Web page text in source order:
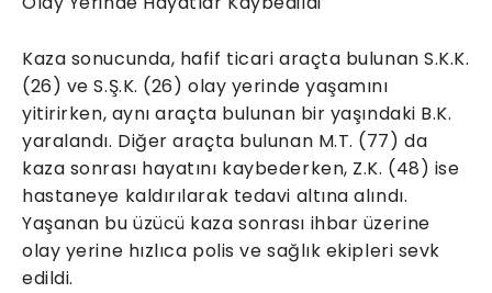
Kaza sonucunda, hafif ticari araçta bulunan S.K.K.
(26) ve S.Ş.K. (26) olay yerinde yaşamını
yitirirken, aynı araçta bulunan bir yaşındaki B.K.
yaralandı. Diğer araçta bulunan M.T. (77) da
kaza sonrası hayatını kaybederken, Z.K. (48) ise
hastaneye kaldırılarak tedavi altına alındı.
Yaşanan bu üzücü kaza sonrası ihbar üzerine
olay yerine hızlıca polis ve sağlık ekipleri sevk
edildi.